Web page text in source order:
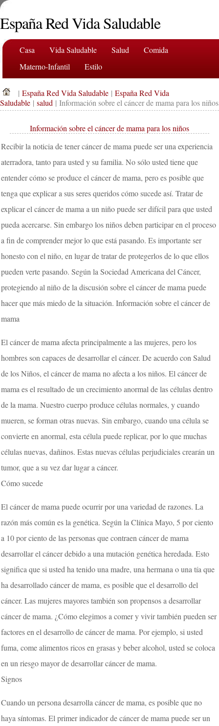
España Red Vida Saludable
Casa Vida Saludable Salud
Comida
Materno-Infantil
Estilo
| España Red Vida Saludable | España Red Vida
Saludable | salud | Información sobre el cáncer de mama para los niños
Información sobre el cáncer de mama para los niños
Recibir la noticia de tener cáncer de mama puede ser una experiencia
aterradora, tanto para usted y su familia. No sólo usted tiene que
entender cómo se produce el cáncer de mama, pero es posible que
tenga que explicar a sus seres queridos cómo sucede así. Tratar de
explicar el cáncer de mama a un niño puede ser difícil para que usted
pueda acercarse. Sin embargo los niños deben participar en el proceso
a fin de comprender mejor lo que está pasando. Es importante ser
honesto con el niño, en lugar de tratar de protegerlos de lo que ellos
pueden verte pasando. Según la Sociedad Americana del Cáncer,
protegiendo al niño de la discusión sobre el cáncer de mama puede
hacer que más miedo de la situación. Información sobre el cáncer de
mama
El cáncer de mama afecta principalmente a las mujeres, pero los
hombres son capaces de desarrollar el cáncer. De acuerdo con Salud
de los Niños, el cáncer de mama no afecta a los niños. El cáncer de
mama es el resultado de un crecimiento anormal de las células dentro
de la mama. Nuestro cuerpo produce células normales, y cuando
mueren, se forman otras nuevas. Sin embargo, cuando una célula se
convierte en anormal, esta célula puede replicar, por lo que muchas
células nuevas, dañinos. Estas nuevas células perjudiciales crearán un
tumor, que a su vez dar lugar a cáncer.
Cómo sucede
El cáncer de mama puede ocurrir por una variedad de razones. La
razón más común es la genética. Según la Clínica Mayo, 5 por ciento
a 10 por ciento de las personas que contraen cáncer de mama
desarrollar el cáncer debido a una mutación genética heredada. Esto
significa que si usted ha tenido una madre, una hermana o una tía que
ha desarrollado cáncer de mama, es posible que el desarrollo del
cáncer. Las mujeres mayores también son propensos a desarrollar
cáncer de mama. ¿Cómo elegimos a comer y vivir también pueden ser
factores en el desarrollo de cáncer de mama. Por ejemplo, si usted
fuma, come alimentos ricos en grasas y beber alcohol, usted se coloca
en un riesgo mayor de desarrollar cáncer de mama.
Signos
Cuando un persona desarrolla cáncer de mama, es posible que no
haya síntomas. El primer indicador de cáncer de mama puede ser un